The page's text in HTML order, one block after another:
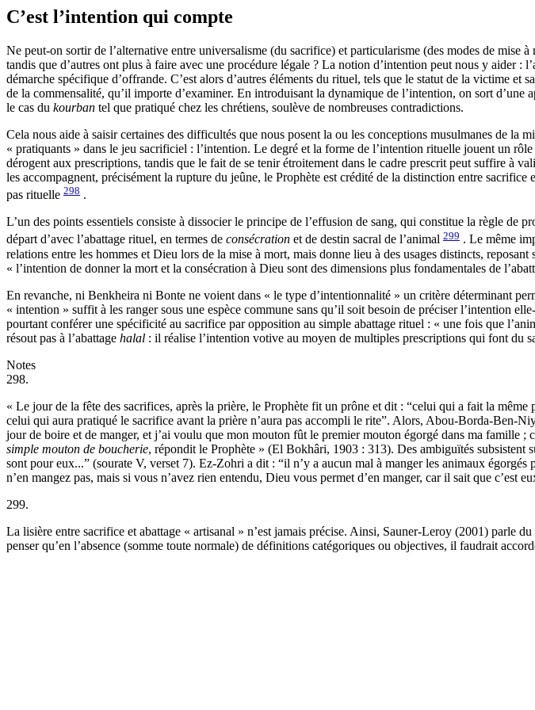
C’est l’intention qui compte
Ne peut-on sortir de l’alternative entre universalisme (du sacrifice) et particularisme (des modes de
tandis que d’autres ont plus à faire avec une procédure légale ? La notion d’intention peut nous y aider :
démarche spécifique d’offrande. C’est alors d’autres éléments du rituel, tels que le statut de la victime
de la commensalité, qu’il importe d’examiner. En introduisant la dynamique de l’intention, on sort
le cas du kourban tel que pratiqué chez les chrétiens, soulève de nombreuses contradictions.
Cela nous aide à saisir certaines des difficultés que nous posent la ou les conceptions musulmanes de la
« pratiquants » dans le jeu sacrificiel : l’intention. Le degré et la forme de l’intention rituelle jouent un
dérogent aux prescriptions, tandis que le fait de se tenir étroitement dans le cadre prescrit peut suffire à
les accompagnent, précisément la rupture du jeûne, le Prophète est crédité de la distinction entre
pas rituelle 298 .
L’un des points essentiels consiste à dissocier le principe de l’effusion de sang, qui constitue la règle de
départ d’avec l’abattage rituel, en termes de consécration et de destin sacral de l’animal 299 . Le même
relations entre les hommes et Dieu lors de la mise à mort, mais donne lieu à des usages distincts,
« l’intention de donner la mort et la consécration à Dieu sont des dimensions plus fondamentales de
En revanche, ni Benkheira ni Bonte ne voient dans « le type d’intentionnalité » un critère déterminant
« intention » suffit à les ranger sous une espèce commune sans qu’il soit besoin de préciser l’intention
pourtant conférer une spécificité au sacrifice par opposition au simple abattage rituel : « une fois que
résout pas à l’abattage halal : il réalise l’intention votive au moyen de multiples prescriptions qui font du
Notes
298.
« Le jour de la fête des sacrifices, après la prière, le Prophète fit un prône et dit : “celui qui a fait la
celui qui aura pratiqué le sacrifice avant la prière n’aura pas accompli le rite”. Alors, Abou-Borda-Ben-
jour de boire et de manger, et j’ai voulu que mon mouton fût le premier mouton égorgé dans ma famille
simple mouton de boucherie, répondit le Prophète » (El Bokhâri, 1903 : 313). Des ambiguïtés subsistent
sont pour eux...­” (sourate V, verset 7). Ez-Zohri a dit : “il n’y a aucun mal à manger les animaux
n’en mangez pas, mais si vous n’avez rien entendu, Dieu vous permet d’en manger, car il sait que c’est
299.
La lisière entre sacrifice et abattage « artisanal » n’est jamais précise. Ainsi, Sauner-Leroy (2001) parle
penser qu’en l’absence (somme toute normale) de définitions catégoriques ou objectives, il faudrait